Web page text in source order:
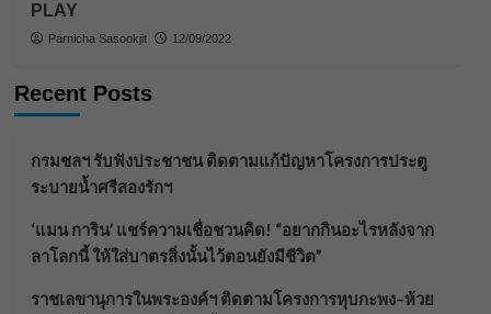
PLAY
Parnicha Sasookjit 12/09/2022
Recent Posts
กรมชลฯ รับฟังประชาชน ติดตามแก้ปัญหาโครงการประตู
ระบายน้ำศรีสองรักฯ
‘แมน การิน’ แชร์ความเชื่อชวนคิด! “อยากกินอะไรหลังจาก
ลาโลกนี้ ให้ใส่บาตรสิ่งนั้นไว้ตอนยังมีชีวิต”
ราชเลขานุการในพระองค์ฯ ติดตามโครงการหุบกะพง–ห้วย